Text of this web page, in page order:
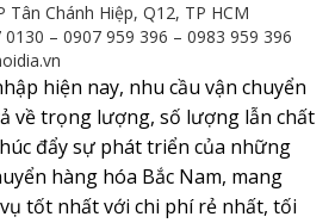
Tân Chánh Hiệp, Q12, TP HCM
0130 – 0907 959 396 – 0983 959 396
hiện nay, nhu cầu vận chuyển
về trọng lượng, số lượng lẫn chất
đẩy sự phát triển của những
hàng hóa Bắc Nam, mang
tốt nhất với chi phí rẻ nhất, tối